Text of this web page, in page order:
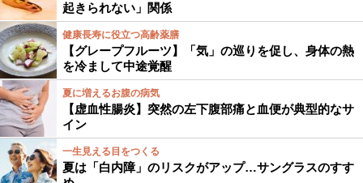
起きられない」関係
健康長寿に役立つ高齢薬膳
【グレープフルーツ】「気」の巡りを促し、身体の熱
を冷まして中途覚醒
夏に増えるお腹の病気
【虚血性腸炎】突然の左下腹部痛と血便が典型的なサ
イン
一生見える目をつくる
夏は「白内障」のリスクがアップ…サングラスのすす